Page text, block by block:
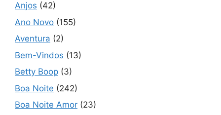
Anjos (42)
Ano Novo (155)
Aventura (2)
Bem-Vindos (13)
Betty Boop (3)
Boa Noite (242)
Boa Noite Amor (23)